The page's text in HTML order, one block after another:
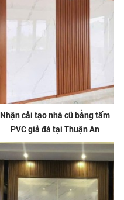
Nhận cải tạo nhà cũ bằng tấm
PVC giả đá tại Thuận An